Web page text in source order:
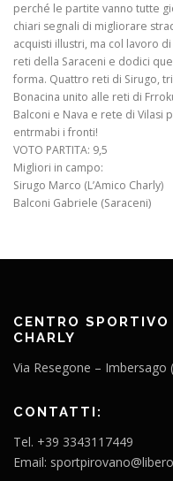
perché le partite vanno tutte
chiari segnali di migliorare
acquisti illustri, ma col lavoro
reti della Saraceni e dodici
forma. Quattro reti di Sirugo,
Bonacina unito alle reti di
Balconi e Nava e rete di Vilasi
entrmabi i fronti!
VOTO PARTITA: 9,5
Migliori in campo:
Sirugo Marco (L’Amico Charly)
Balconi Gabriele (Saraceni)
CENTRO SPORTIVO
CHARLY
Via Resegone – Imbersago
CONTATTI:
Tel. +39 3343117449
Email: